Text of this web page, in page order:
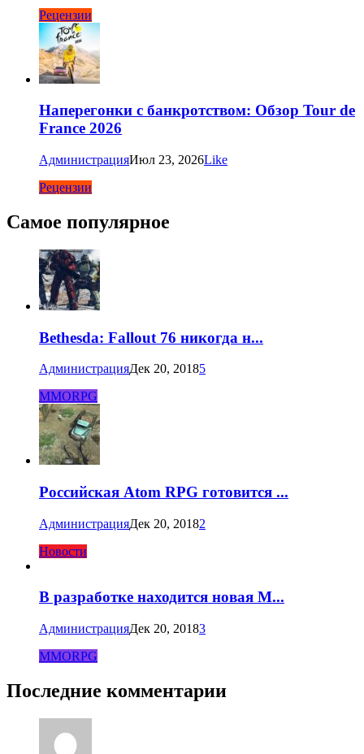
Рецензии
Наперегонки с банкротством: Обзор Tour de
France 2026
АдминистрацияИюл 23, 2026Like
Рецензии
Самое популярное
Bethesda: Fallout 76 никогда н...
АдминистрацияДек 20, 20185
MMORPG
Российская Atom RPG готовится ...
АдминистрацияДек 20, 20182
Новости
В разработке находится новая M...
АдминистрацияДек 20, 20183
MMORPG
Последние комментарии